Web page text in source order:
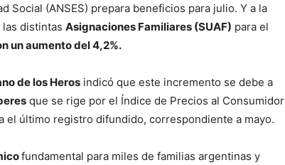
Social (ANSES) prepara beneficios para julio. Y a la
las distintas Asignaciones Familiares (SUAF) para el
un aumento del 4,2%.
de los Heros indicó que este incremento se debe a
que se rige por el Índice de Precios al Consumidor
el último registro difundido, correspondiente a mayo.
fundamental para miles de familias argentinas y